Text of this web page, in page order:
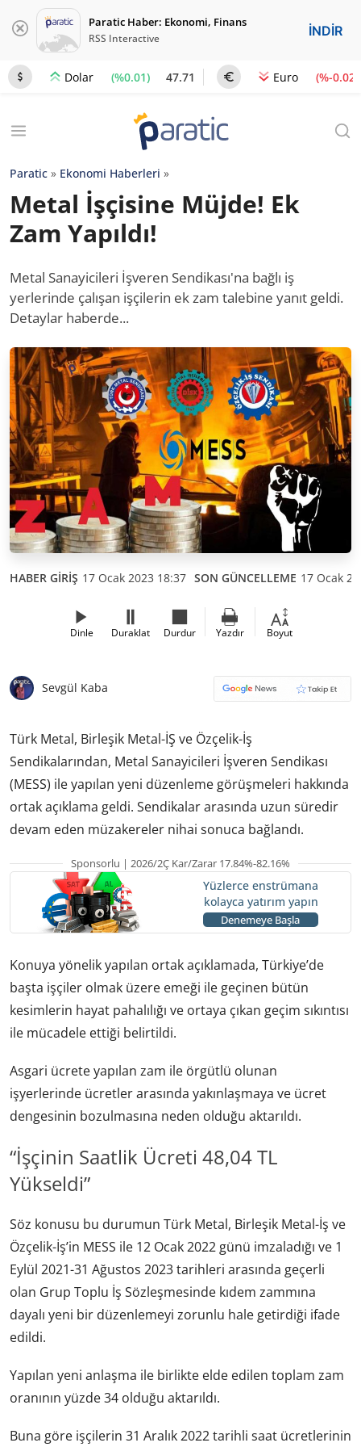
Paratic Haber: Ekonomi, Finans
RSS Interactive İNDİR
Dolar (%0.01) 47.71 Euro (%-0.02)
Paratic » Ekonomi Haberleri »
Metal İşçisine Müjde! Ek
Zam Yapıldı!
Metal Sanayicileri İşveren Sendikası'na bağlı iş
yerlerinde çalışan işçilerin ek zam talebine yanıt geldi.
Detaylar haberde...
HABER GİRİŞ 17 Ocak 2023 18:37 SON GÜNCELLEME 17 Ocak
Dinle Duraklat Durdur Yazdır Boyut
Sevgül Kaba
Türk Metal, Birleşik Metal-İŞ ve Özçelik-İş
Sendikalarından, Metal Sanayicileri İşveren Sendikası
(MESS) ile yapılan yeni düzenleme görüşmeleri hakkında
ortak açıklama geldi. Sendikalar arasında uzun süredir
devam eden müzakereler nihai sonuca bağlandı.
Sponsorlu | 2026/2Ç Kar/Zarar 17.84%-82.16%
Yüzlerce enstrümana
kolayca yatırım yapın
Denemeye Başla
Konuya yönelik yapılan ortak açıklamada, Türkiye’de
başta işçiler olmak üzere emeği ile geçinen bütün
kesimlerin hayat pahalılığı ve ortaya çıkan geçim sıkıntısı
ile mücadele ettiği belirtildi.
Asgari ücrete yapılan zam ile örgütlü olunan
işyerlerinde ücretler arasında yakınlaşmaya ve ücret
dengesinin bozulmasına neden olduğu aktarıldı.
“İşçinin Saatlik Ücreti 48,04 TL
Yükseldi”
Söz konusu bu durumun Türk Metal, Birleşik Metal-İş ve
Özçelik-İş’in MESS ile 12 Ocak 2022 günü imzaladığı ve 1
Eylül 2021-31 Ağustos 2023 tarihleri arasında geçerli
olan Grup Toplu İş Sözleşmesinde kıdem zammına
dayalı yeni bir düzenlemeyi zorunlu hale getirdiği ifade
edildi.
Yapılan yeni anlaşma ile birlikte elde edilen toplam zam
oranının yüzde 34 olduğu aktarıldı.
Buna göre işçilerin 31 Aralık 2022 tarihli saat ücretlerinin